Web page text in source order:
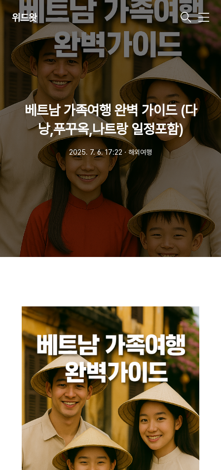
위드왓
메
뉴
베트남 가족여행 완벽 가이드 (다
낭,푸꾸옥,나트랑 일정포함)
2025. 7. 6. 17:22 ㆍ해외여행